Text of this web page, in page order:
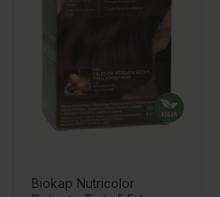
Biokap Nutricolor